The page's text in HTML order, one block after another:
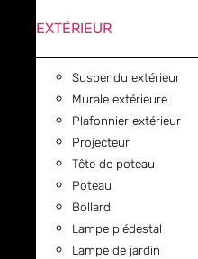
EXTÉRIEUR
Suspendu extérieur
Murale extérieure
Plafonnier extérieur
Projecteur
Tête de poteau
Poteau
Bollard
Lampe piédestal
Lampe de jardin